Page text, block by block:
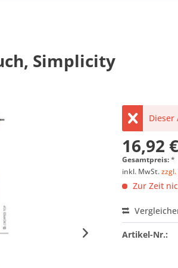
Simplicity
16,92
Gesamtpreis:*
inkl. MwSt.
Zur Zeit
Artikel-Nr.: